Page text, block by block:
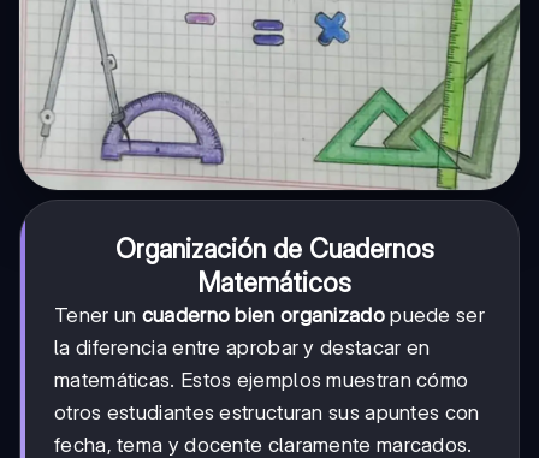
Organización de Cuadernos
Matemáticos
Tener un cuaderno bien organizadopuede ser
la diferencia entre aprobar y destacar en
matemáticas. Estos ejemplos muestran cómo
otros estudiantes estructuran sus apuntes con
fecha, tema y docente claramente marcados.